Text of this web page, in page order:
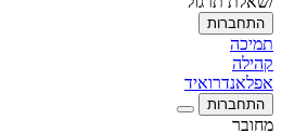
התחברות
תמיכה
קהילה
אפלאנדרואיד
התחברות
מחובר